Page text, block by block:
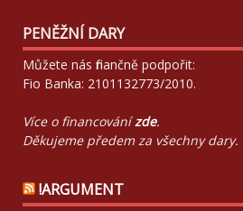
PENĚŽNÍ DARY
Můžete nás finančně podpořit:
Fio Banka: 2101132773/2010.
Více o financovánízde.
Děkujeme předem za všechny dary.
!ARGUMENT